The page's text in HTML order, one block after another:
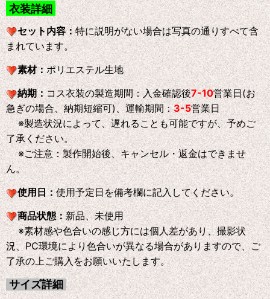
衣装詳細
セット内容：特に説明がない場合は写真の通りすべて含
まれています。
素材：ポリエステル生地
納期：コス衣装の製造期間：入金確認後7-10営業日(お
急ぎの場合、納期短縮可)、運輸期間：3-5営業日
※製造状況によって、遅れることも可能ですが、予めご
了承ください。
※ご注意：製作開始後、キャンセル・返金はできませ
ん。
使用日：使用予定日を備考欄に記入してください。
商品状態：新品、未使用
※素材感や色合いの感じ方には個人差があり、撮影状
況、PC環境により色合いが異なる場合がありますので、ご
了承の上ご購入をお願いいたします。
サイズ詳細